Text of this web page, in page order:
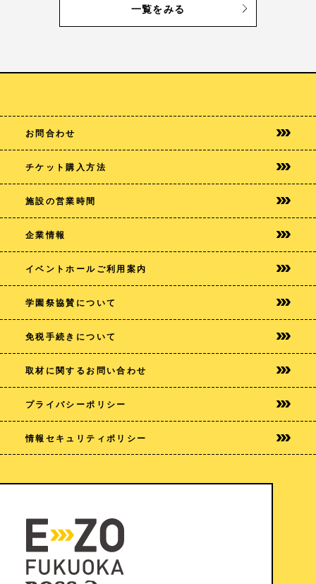
一覧をみる
お問合わせ
チケット購入方法
施設の営業時間
企業情報
イベントホールご利用案内
学園祭協賛について
免税手続きについて
取材に関するお問い合わせ
プライバシーポリシー
情報セキュリティポリシー